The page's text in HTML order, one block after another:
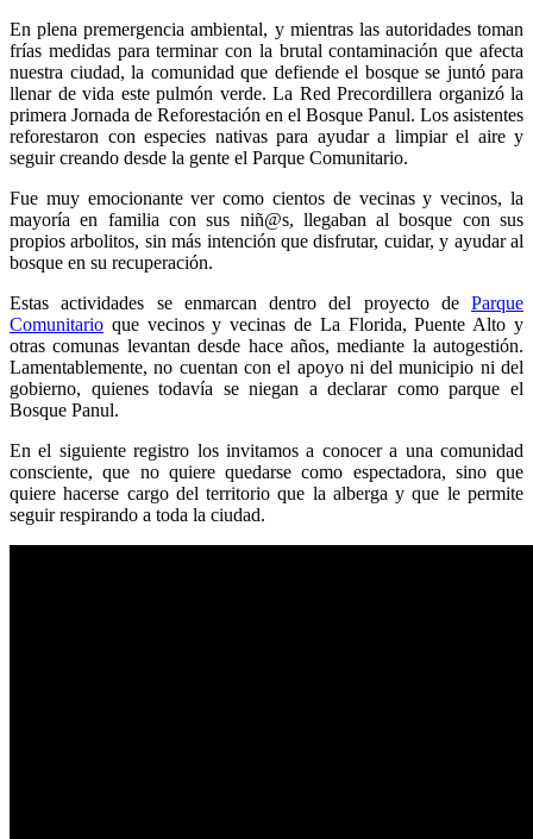
En plena premergencia ambiental, y mientras las autoridades toman
frías medidas para terminar con la brutal contaminación que afecta
nuestra ciudad, la comunidad que defiende el bosque se juntó para
llenar de vida este pulmón verde. La Red Precordillera organizó la
primera Jornada de Reforestación en el Bosque Panul. Los asistentes
reforestaron con especies nativas para ayudar a limpiar el aire y
seguir creando desde la gente el Parque Comunitario.
Fue muy emocionante ver como cientos de vecinas y vecinos, la
mayoría en familia con sus niñ@s, llegaban al bosque con sus
propios arbolitos, sin más intención que disfrutar, cuidar, y ayudar al
bosque en su recuperación.
Estas actividades se enmarcan dentro del proyecto de Parque
Comunitario que vecinos y vecinas de La Florida, Puente Alto y
otras comunas levantan desde hace años, mediante la autogestión.
Lamentablemente, no cuentan con el apoyo ni del municipio ni del
gobierno, quienes todavía se niegan a declarar como parque el
Bosque Panul.
En el siguiente registro los invitamos a conocer a una comunidad
consciente, que no quiere quedarse como espectadora, sino que
quiere hacerse cargo del territorio que la alberga y que le permite
seguir respirando a toda la ciudad.